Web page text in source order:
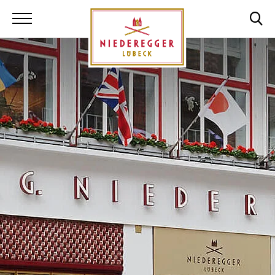
Niederegger